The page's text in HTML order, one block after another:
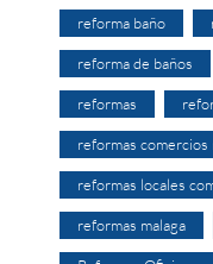
reforma baño
reforma de baños
reformas
reformas comercios
reformas locales
reformas malaga